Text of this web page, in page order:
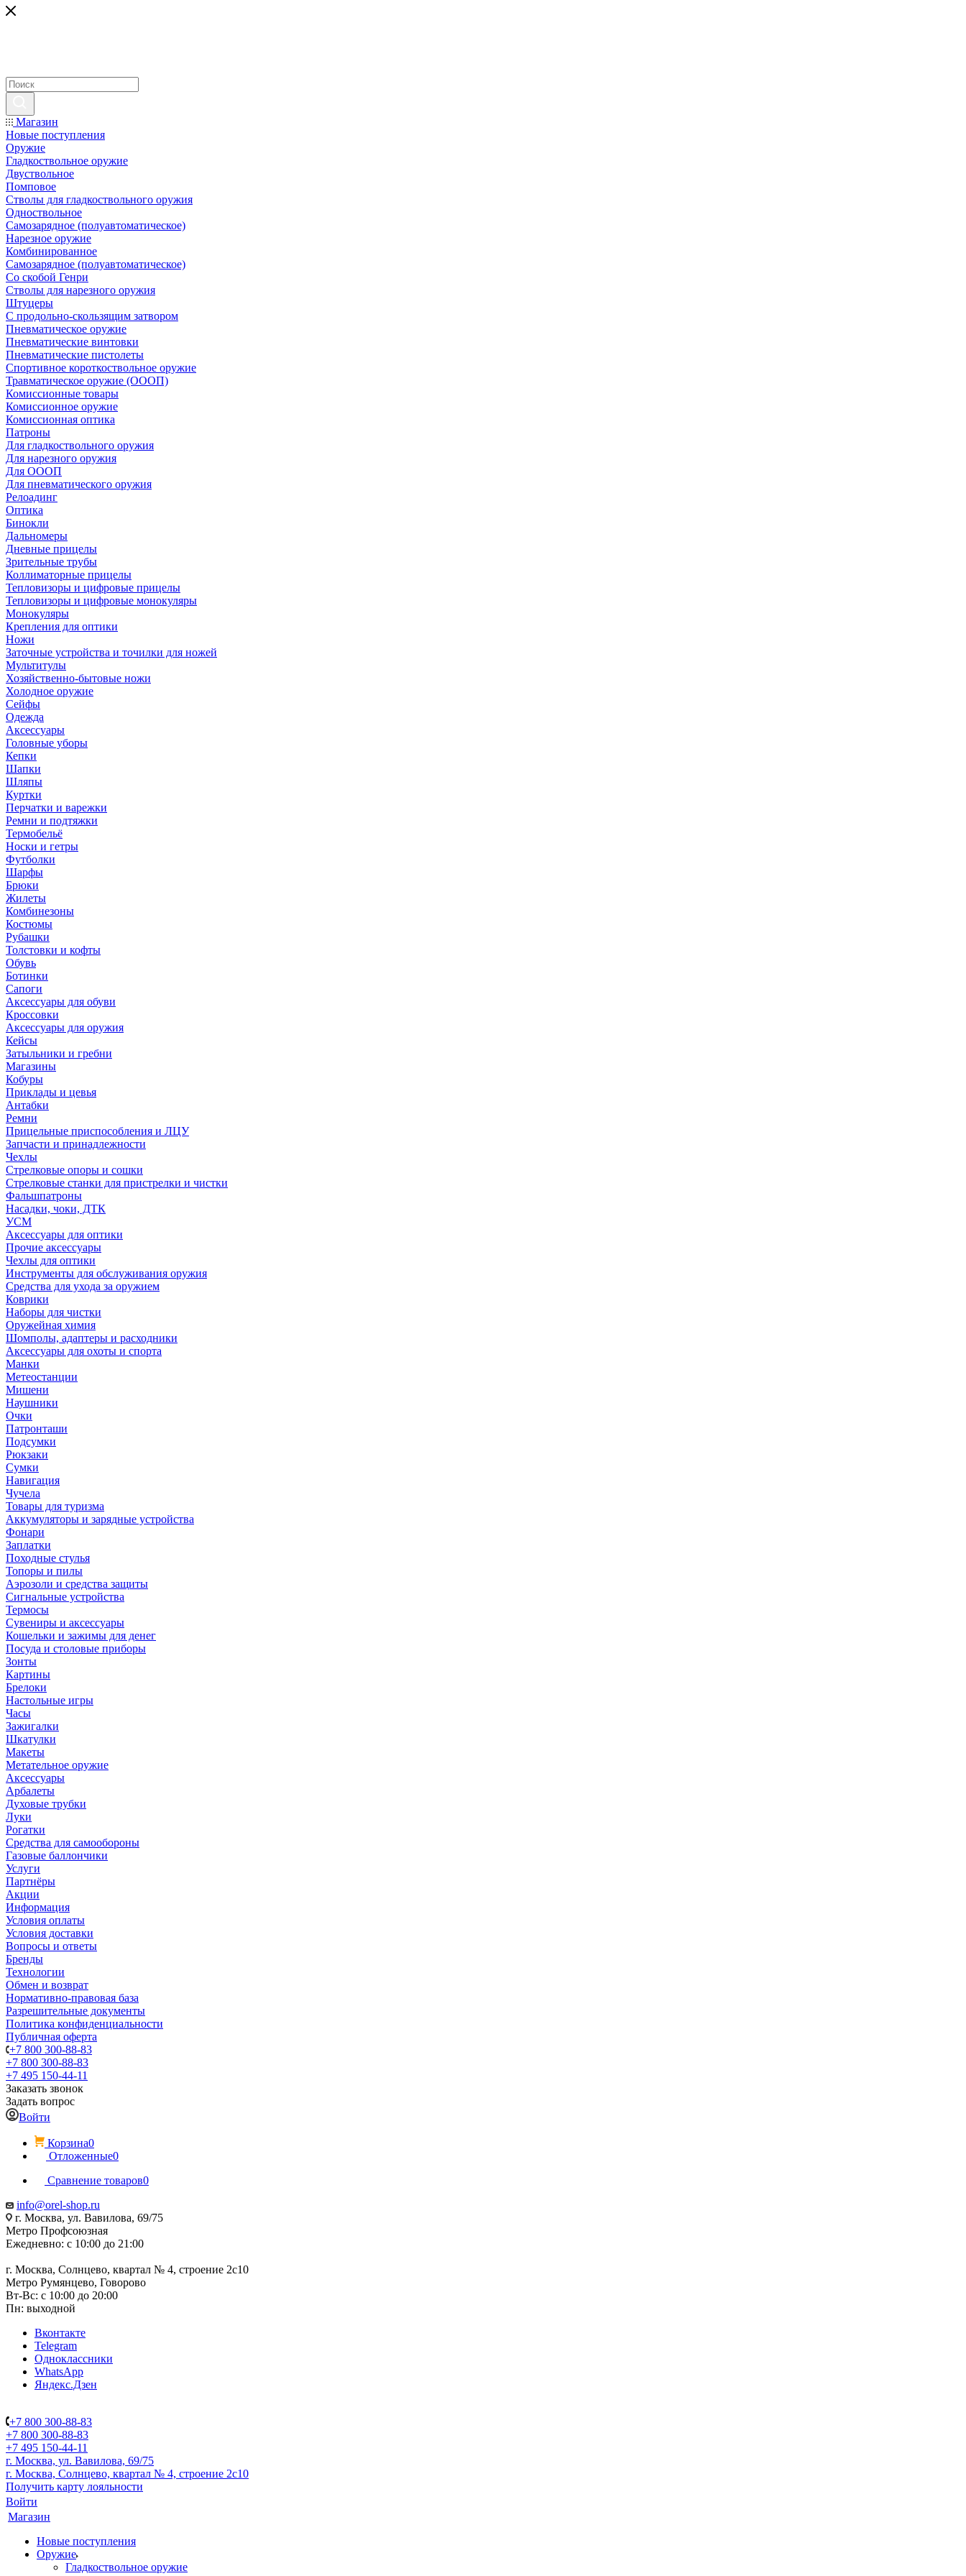
Магазин
Новые поступления
Оружие
Гладкоствольное оружие
Двуствольное
Помповое
Стволы для гладкоствольного оружия
Одноствольное
Самозарядное (полуавтоматическое)
Нарезное оружие
Комбинированное
Самозарядное (полуавтоматическое)
Со скобой Генри
Стволы для нарезного оружия
Штуцеры
С продольно-скользящим затвором
Пневматическое оружие
Пневматические винтовки
Пневматические пистолеты
Спортивное короткоствольное оружие
Травматическое оружие (ОООП)
Комиссионные товары
Комиссионное оружие
Комиссионная оптика
Патроны
Для гладкоствольного оружия
Для нарезного оружия
Для ОООП
Для пневматического оружия
Релоадинг
Оптика
Бинокли
Дальномеры
Дневные прицелы
Зрительные трубы
Коллиматорные прицелы
Тепловизоры и цифровые прицелы
Тепловизоры и цифровые монокуляры
Монокуляры
Крепления для оптики
Ножи
Заточные устройства и точилки для ножей
Мультитулы
Хозяйственно-бытовые ножи
Холодное оружие
Сейфы
Одежда
Аксессуары
Головные уборы
Кепки
Шапки
Шляпы
Куртки
Перчатки и варежки
Ремни и подтяжки
Термобельё
Носки и гетры
Футболки
Шарфы
Брюки
Жилеты
Комбинезоны
Костюмы
Рубашки
Толстовки и кофты
Обувь
Ботинки
Сапоги
Аксессуары для обуви
Кроссовки
Аксессуары для оружия
Кейсы
Затыльники и гребни
Магазины
Кобуры
Приклады и цевья
Антабки
Ремни
Прицельные приспособления и ЛЦУ
Запчасти и принадлежности
Чехлы
Стрелковые опоры и сошки
Стрелковые станки для пристрелки и чистки
Фальшпатроны
Насадки, чоки, ДТК
УСМ
Аксессуары для оптики
Прочие аксессуары
Чехлы для оптики
Инструменты для обслуживания оружия
Средства для ухода за оружием
Коврики
Наборы для чистки
Оружейная химия
Шомполы, адаптеры и расходники
Аксессуары для охоты и спорта
Манки
Метеостанции
Мишени
Наушники
Очки
Патронташи
Подсумки
Рюкзаки
Сумки
Навигация
Чучела
Товары для туризма
Аккумуляторы и зарядные устройства
Фонари
Заплатки
Походные стулья
Топоры и пилы
Аэрозоли и средства защиты
Сигнальные устройства
Термосы
Сувениры и аксессуары
Кошельки и зажимы для денег
Посуда и столовые приборы
Зонты
Картины
Брелоки
Настольные игры
Часы
Зажигалки
Шкатулки
Макеты
Метательное оружие
Аксессуары
Арбалеты
Духовые трубки
Луки
Рогатки
Средства для самообороны
Газовые баллончики
Услуги
Партнёры
Акции
Информация
Условия оплаты
Условия доставки
Вопросы и ответы
Бренды
Технологии
Обмен и возврат
Нормативно-правовая база
Разрешительные документы
Политика конфиденциальности
Публичная оферта
+7 800 300-88-83
+7 800 300-88-83
+7 495 150-44-11
Заказать звонок
Задать вопрос
Войти
Корзина0
Отложенные0
Сравнение товаров0
info@orel-shop.ru
г. Москва, ул. Вавилова, 69/75
Метро Профсоюзная
Ежедневно: с 10:00 до 21:00
г. Москва, Солнцево, квартал № 4, строение 2с10
Метро Румянцево, Говорово
Вт-Вс: с 10:00 до 20:00
Пн: выходной
Вконтакте
Telegram
Одноклассники
WhatsApp
Яндекс.Дзен
+7 800 300-88-83
+7 800 300-88-83
+7 495 150-44-11
г. Москва, ул. Вавилова, 69/75
г. Москва, Солнцево, квартал № 4, строение 2с10
Получить карту лояльности
Войти
Магазин
Новые поступления
Оружие
Гладкоствольное оружие